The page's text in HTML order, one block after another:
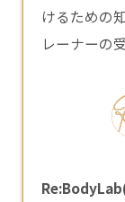
けるための
レーナーの